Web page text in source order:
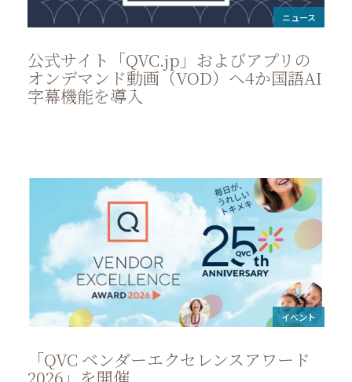
ニュース
公式サイト「QVC.jp」およびアプリの
オンデマンド動画（VOD）へ4か国語AI
字幕機能を導入
イベント
「QVC ベンダーエクセレンスアワード
2026」を開催